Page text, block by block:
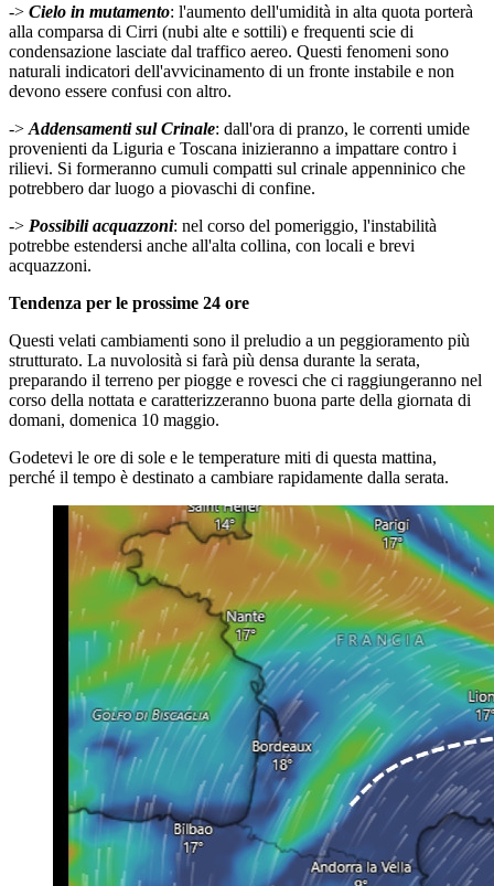
-> Cielo in mutamento: l'aumento dell'umidità in alta quota porterà
alla comparsa di Cirri (nubi alte e sottili) e frequenti scie di
condensazione lasciate dal traffico aereo. Questi fenomeni sono
naturali indicatori dell'avvicinamento di un fronte instabile e non
devono essere confusi con altro.
-> Addensamenti sul Crinale: dall'ora di pranzo, le correnti umide
provenienti da Liguria e Toscana inizieranno a impattare contro i
rilievi. Si formeranno cumuli compatti sul crinale appenninico che
potrebbero dar luogo a piovaschi di confine.
-> Possibili acquazzoni: nel corso del pomeriggio, l'instabilità
potrebbe estendersi anche all'alta collina, con locali e brevi
acquazzoni.
Tendenza per le prossime 24 ore
Questi velati cambiamenti sono il preludio a un peggioramento più
strutturato. La nuvolosità si farà più densa durante la serata,
preparando il terreno per piogge e rovesci che ci raggiungeranno nel
corso della nottata e caratterizzeranno buona parte della giornata di
domani, domenica 10 maggio.
Godetevi le ore di sole e le temperature miti di questa mattina,
perché il tempo è destinato a cambiare rapidamente dalla serata.